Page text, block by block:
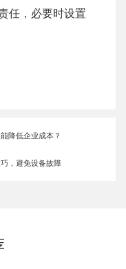
任，必要时设置
降低企业成本？
，避免设备故障